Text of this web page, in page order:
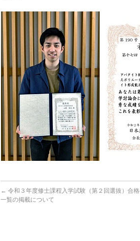
← 令和３年度修士課程入学試験（第２回選抜）合
一覧の掲載について